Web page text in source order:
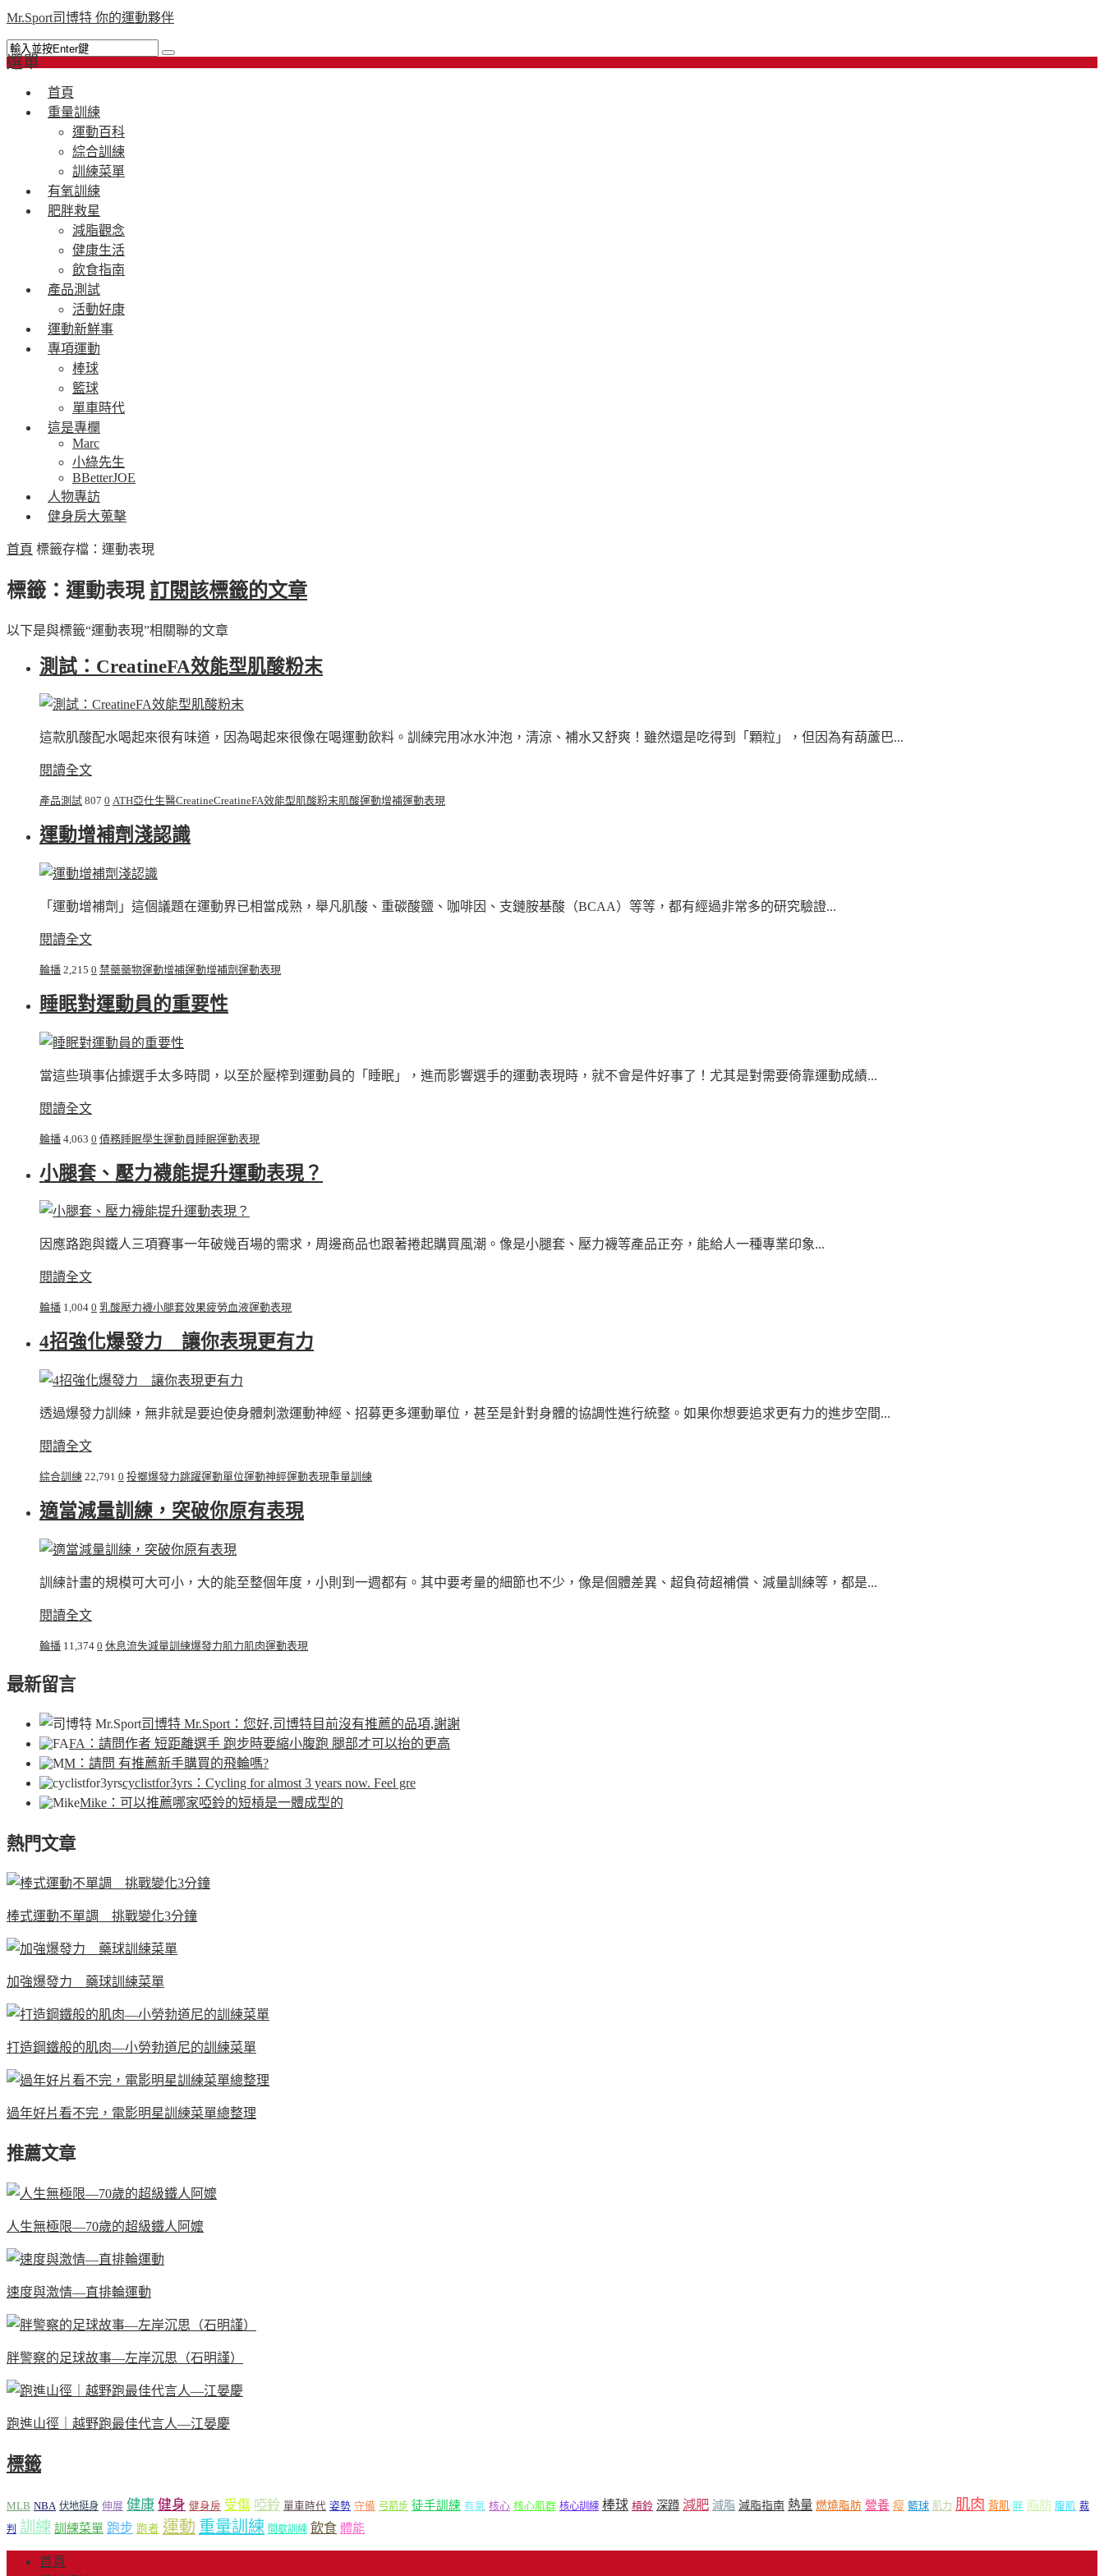
Mr.Sport司博特 你的運動夥伴
選單
首頁
重量訓練
運動百科
綜合訓練
訓練菜單
有氧訓練
肥胖救星
減脂觀念
健康生活
飲食指南
產品測試
活動好康
運動新鮮事
專項運動
棒球
籃球
單車時代
這是專欄
Marc
小綠先生
BBetterJOE
人物專訪
健身房大蒐擊
首頁 標籤存檔：運動表現
標籤：運動表現 訂閱該標籤的文章
以下是與標籤“運動表現”相關聯的文章
測試：CreatineFA效能型肌酸粉末
這款肌酸配水喝起來很有味道，因為喝起來很像在喝運動飲料。訓練完用冰水沖泡，清涼、補水又舒爽！雖然還是吃得到「顆粒」，但因為有葫蘆巴...
閱讀全文
產品測試 807 0 ATH亞仕生醫CreatineCreatineFA效能型肌酸粉末肌酸運動增補運動表現
運動增補劑淺認識
「運動增補劑」這個議題在運動界已相當成熟，舉凡肌酸、重碳酸鹽、咖啡因、支鏈胺基酸（BCAA）等等，都有經過非常多的研究驗證...
閱讀全文
輪播 2,215 0 禁藥藥物運動增補運動增補劑 運動表現
睡眠對運動員的重要性
當這些瑣事佔據選手太多時間，以至於壓榨到運動員的「睡眠」，進而影響選手的運動表現時，就不會是件好事了！尤其是對需要倚靠運動成績...
閱讀全文
輪播 4,063 0 債務睡眠學生運動員睡眠運動表現
小腿套、壓力襪能提升運動表現？
因應路跑與鐵人三項賽事一年破幾百場的需求，周邊商品也跟著捲起購買風潮。像是小腿套、壓力襪等產品正夯，能給人一種專業印象...
閱讀全文
輪播 1,004 0 乳酸壓力襪小腿套效果疲勞血液運動表現
4招強化爆發力 讓你表現更有力
透過爆發力訓練，無非就是要迫使身體刺激運動神經、招募更多運動單位，甚至是針對身體的協調性進行統整。如果你想要追求更有力的進步空間...
閱讀全文
綜合訓練 22,791 0 投擲爆發力跳躍運動單位運動神經運動表現重量訓練
適當減量訓練，突破你原有表現
訓練計畫的規模可大可小，大的能至整個年度，小則到一週都有。其中要考量的細節也不少，像是個體差異、超負荷超補償、減量訓練等，都是...
閱讀全文
輪播 11,374 0 休息流失減量訓練爆發力肌力肌肉運動表現
最新留言
司博特 Mr.Sport ：您好,司博特目前沒有推薦的品項,謝謝
FA ：請問作者 短距離選手 跑步時要縮小腹跑 腿部才可以抬的更高
M ：請問 有推薦新手購買的飛輪嗎?
cyclistfor3yrs ：Cycling for almost 3 years now. Feel gre
Mike ：可以推薦哪家啞鈴的短槓是一體成型的
熱門文章
棒式運動不單調 挑戰變化3分鐘
加強爆發力 藥球訓練菜單
打造鋼鐵般的肌肉—小勞勃道尼的訓練菜單
過年好片看不完，電影明星訓練菜單總整理
推薦文章
人生無極限—70歲的超級鐵人阿嬤
速度與激情—直排輪運動
胖警察的足球故事—左岸沉思（石明謹）
跑進山徑｜越野跑最佳代言人—江晏慶
標籤
MLB NBA 伏地挺身 伸展 健康 健身 健身房 受傷 啞鈴 單車時代 姿勢 守備 弓箭步 徒手訓練 有氧 核心 核心肌群 核心訓練 棒球 槓鈴 深蹲 減肥 減脂 減脂指南 熱量 燃燒脂肪 營養 瘦 籃球 肌力 肌肉 背肌 胖 脂肪 腹肌 裁
判 訓練 訓練菜單 跑步 跑者 運動 重量訓練 間歇訓練 飲食 體能
首頁